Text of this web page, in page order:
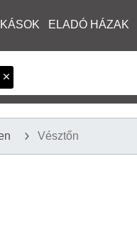
ELADÓ HÁZAK
Vésztőn